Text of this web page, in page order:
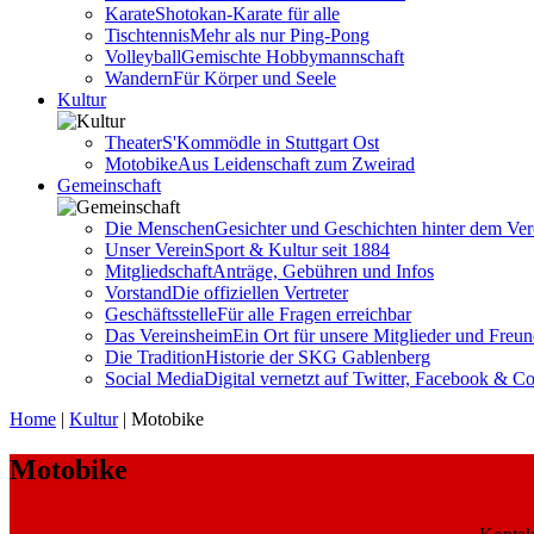
KarateShotokan-Karate für alle
TischtennisMehr als nur Ping-Pong
VolleyballGemischte Hobbymannschaft
WandernFür Körper und Seele
Kultur
TheaterS'Kommödle in Stuttgart Ost
MotobikeAus Leidenschaft zum Zweirad
Gemeinschaft
Die MenschenGesichter und Geschichten hinter dem
Unser VereinSport & Kultur seit 1884
MitgliedschaftAnträge, Gebühren und Infos
VorstandDie offiziellen Vertreter
GeschäftsstelleFür alle Fragen erreichbar
Das VereinsheimEin Ort für unsere Mitglieder und
Die TraditionHistorie der SKG Gablenberg
Social MediaDigital vernetzt auf Twitter, Facebook & Co
Home | Kultur| Motobike
Motobike